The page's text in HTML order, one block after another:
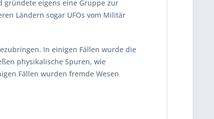
gründete eigens eine Gruppe zur
Ländern sogar UFOs vom Militär
In einigen Fällen wurde die
physikalische Spuren, wie
Fällen wurden fremde Wesen